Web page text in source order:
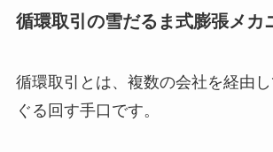
循環取引の雪だるま式膨張メカ
循環取引とは、複数の会社を経由
ぐる回す手口です。